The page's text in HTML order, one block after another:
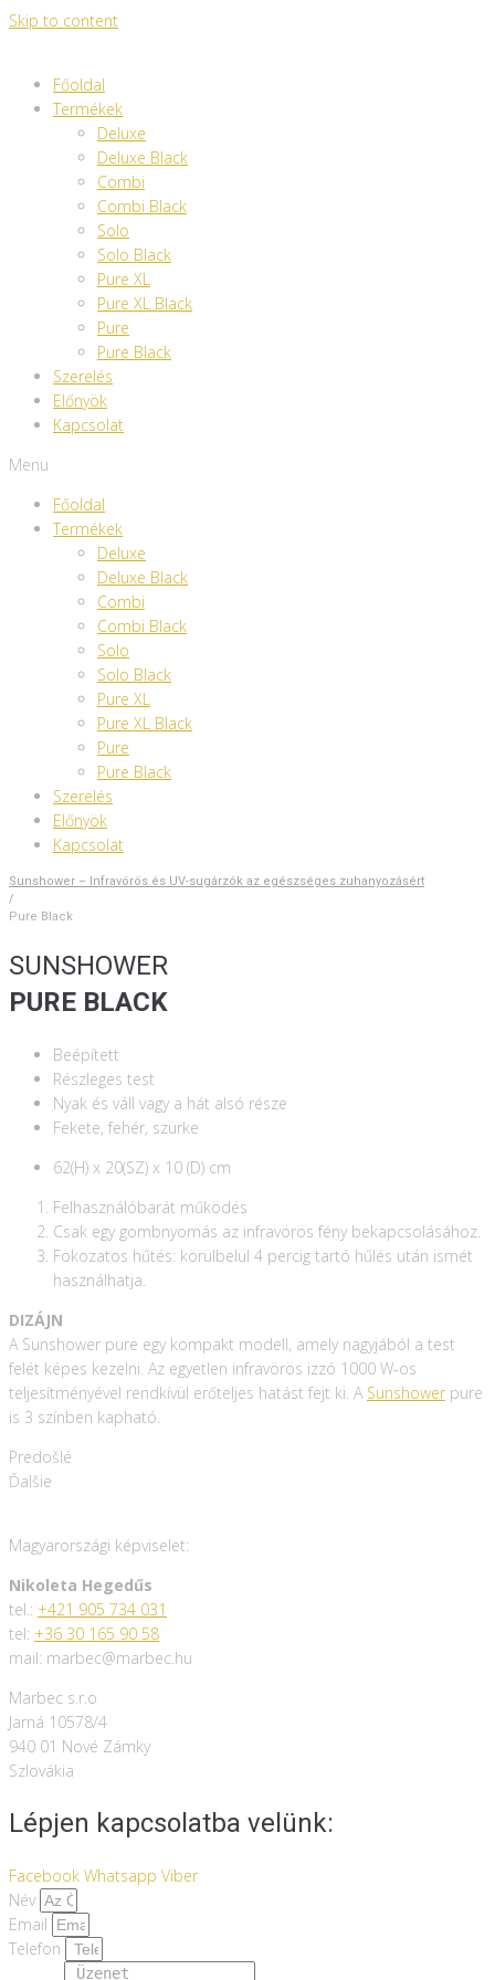
Skip to content
Főoldal
Termékek
Deluxe
Deluxe Black
Combi
Combi Black
Solo
Solo Black
Pure XL
Pure XL Black
Pure
Pure Black
Szerelés
Előnyök
Kapcsolat
Menu
Főoldal
Termékek
Deluxe
Deluxe Black
Combi
Combi Black
Solo
Solo Black
Pure XL
Pure XL Black
Pure
Pure Black
Szerelés
Előnyök
Kapcsolat
Sunshower – Infravörös és UV-sugárzók az egészséges zuhanyozásért
/
Pure Black
SUNSHOWER
PURE BLACK
Beépített
Részleges test
Nyak és váll vagy a hát alsó része
Fekete, fehér, szürke
62(H) x 20(SZ) x 10 (D) cm
Felhasználóbarát működés
Csak egy gombnyomás az infravörös fény bekapcsolásához.
Fokozatos hűtés: körülbelül 4 percig tartó hűlés után ismét
használhatja.
DIZÁJN
A Sunshower pure egy kompakt modell, amely nagyjából a test
felét képes kezelni. Az egyetlen infravörös izzó 1000 W-os
teljesítményével rendkívül erőteljes hatást fejt ki. A Sunshower pure
is 3 színben kapható.
Predošlé
Ďalšie
Magyarországi képviselet:
Nikoleta Hegedűs
tel.: +421 905 734 031
tel: +36 30 165 90 58
mail: marbec@marbec.hu
Marbec s.r.o
Jarná 10578/4
940 01 Nové Zámky
Szlovákia
Lépjen kapcsolatba velünk:
Facebook Whatsapp Viber
Név
Email
Telefon